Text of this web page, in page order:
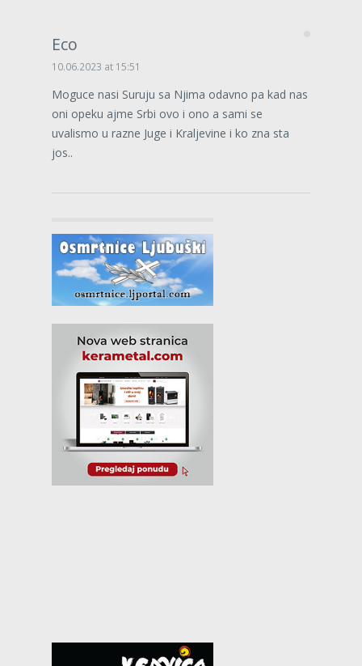
Eco
10.06.2023 at 15:51
Moguce nasi Suruju sa Njima odavno pa kad nas
oni opeku ajme Srbi ovo i ono a sami se
uvalismo u razne Juge i Kraljevine i ko zna sta
jos..